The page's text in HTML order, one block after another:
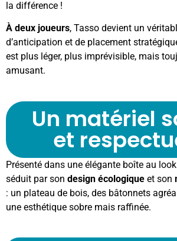
la différence !
À deux joueurs, Tasso devient un
d’anticipation et de placement
est plus léger, plus imprévisible, mais
amusant.
Un matériel
et
Présenté dans une élégante boîte au
séduit par son design écologique et son
: un plateau de bois, des bâtonnets
une esthétique sobre mais raffinée.